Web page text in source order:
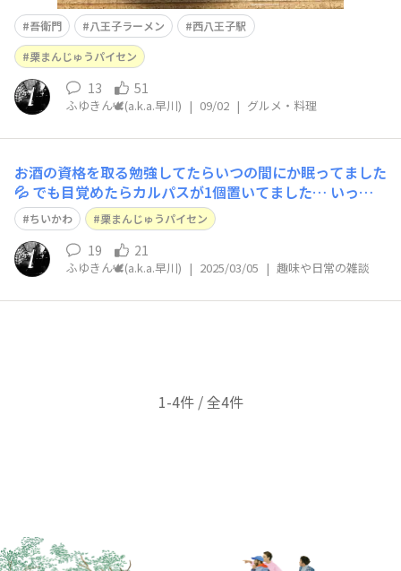
吾衛門 八王子ラーメン
西八王子駅
栗まんじゅうパイセン
13 51
ふゆきん🕊️(a.k.a.早川) | 09/02 | グルメ・料理
お酒の資格を取る勉強してたらいつの間にか眠ってました
💦 でも目覚めたらカルパスが1個置いてました… いった
い誰が？
ちいかわ 栗まんじゅうパイセン
19 21
ふゆきん🕊️(a.k.a.早川) | 2025/03/05 | 趣味や日常の雑談
1-4件 / 全4件